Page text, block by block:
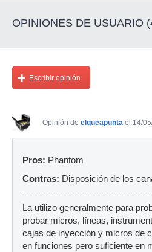
OPINIONES DE USUARIO
Escribir opinión
Opinión de elqueapunta el 14/
Pros: Phantom
Contras: Disposición de los
La utilizo generalmente para
probar micros, líneas,
cajas de inyección y micros de
en funciones pero suficiente en